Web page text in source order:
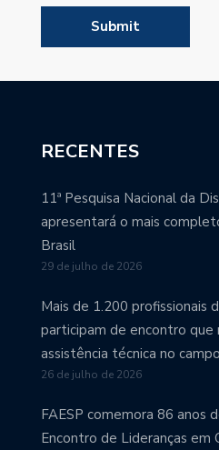
RECENTES
11ª Pesquisa Nacional da
apresentará o mais
Brasil
29 de julho de 2026
Mais de 1.200 profissionais
participam de encontro que
assistência técnica no campo
26 de julho de 2026
FAESP comemora 86 anos
Encontro de Lideranças em